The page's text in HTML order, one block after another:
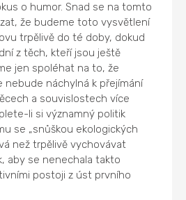
o humor. Snad se na tomto
že budeme toto vysvětlení
trpělivě do té doby, dokud
z těch, kteří jsou ještě
jen spoléhat na to, že
nebude náchylná k přejímání
a souvislostech více
li si významný politik
se „snůškou ekologických
než trpělivě vychovávat
aby se nenechala takto
postoji z úst prvního